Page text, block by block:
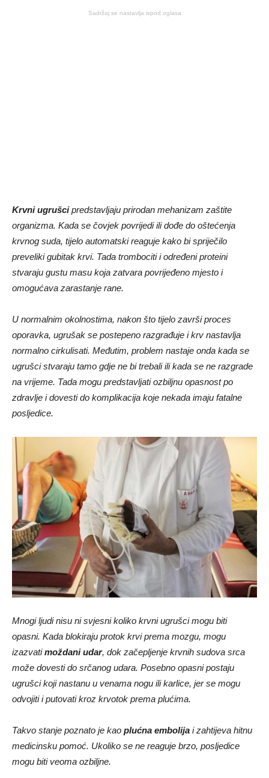
Sadržaj se nastavlja ispod oglasa
Krvni ugrušcipredstavljaju prirodan mehanizam zaštite
organizma. Kada se čovjek povrijedi ili dođe do oštećenja
krvnog suda, tijelo automatski reaguje kako bi spriječilo
preveliki gubitak krvi. Tada trombociti i određeni proteini
stvaraju gustu masu koja zatvara povrijeđeno mjesto i
omogućava zarastanje rane.
U normalnim okolnostima, nakon što tijelo završi proces
oporavka, ugrušak se postepeno razgrađuje i krv nastavlja
normalno cirkulisati. Međutim, problem nastaje onda kada se
ugrušci stvaraju tamo gdje ne bi trebali ili kada se ne razgrade
na vrijeme. Tada mogu predstavljati ozbiljnu opasnost po
zdravlje i dovesti do komplikacija koje nekada imaju fatalne
posljedice.
Mnogi ljudi nisu ni svjesni koliko krvni ugrušci mogu biti
opasni. Kada blokiraju protok krvi prema mozgu, mogu
izazvatimoždani udar, dok začepljenje krvnih sudova srca
može dovesti do srčanog udara. Posebno opasni postaju
ugrušci koji nastanu u venama nogu ili karlice, jer se mogu
odvojiti i putovati kroz krvotok prema plućima.
Takvo stanje poznato je kao plućna embolija i zahtijeva hitnu
medicinsku pomoć. Ukoliko se ne reaguje brzo, posljedice
mogu biti veoma ozbiljne.